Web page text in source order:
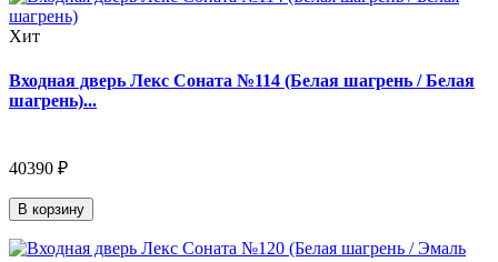
Хит
Входная дверь Лекс Соната №114 (Белая шагрень / Белая
шагрень)...
40390 ₽
В корзину